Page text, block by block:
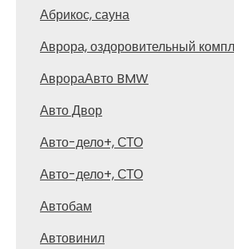
Абрикос, сауна
Аврора, оздоровительный
АврораАвто BMW
Авто Двор
Авто-дело+, СТО
Авто-дело+, СТО
Автобам
Автовинил